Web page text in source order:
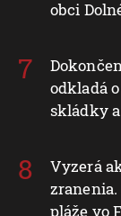
obci
odkladá
skládky
Vyzerá
pláže vo